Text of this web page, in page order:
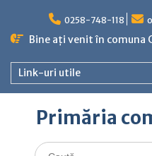
content
0258-748-118
Bine ați venit în comuna
Link-uri utile
Primăria
Caută